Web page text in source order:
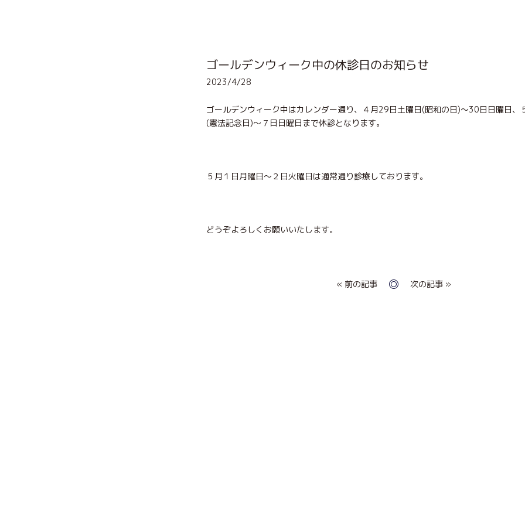
ゴールデンウィーク中の休診日のお知らせ
2023/4/28
ゴールデンウィーク中はカレンダー通り、４月29日土曜日(昭和の日)～30日日曜日、
(憲法記念日)～７日日曜日まで休診となります。
５月１日月曜日～２日火曜日は通常通り診療しております。
どうぞよろしくお願いいたします。
« 前の記事 次の記事 »